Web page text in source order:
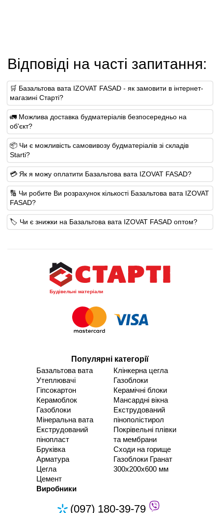
Відповіді на часті запитання:
🛒 Базальтова вата IZOVAT FASAD - як замовити в інтернет-
магазині Старті?
🚛 Можлива доставка будматеріалів безпосередньо на
об'єкт?
📦 Чи є можливість самовивозу будматеріалів зі складів
Starti?
💳 Як я можу оплатити Базальтова вата IZOVAT FASAD?
🔢 Чи робите Ви розрахунок кількості Базальтова вата IZOVAT
FASAD?
🏷️ Чи є знижки на Базальтова вата IZOVAT FASAD оптом?
Будівельні матеріали
Популярні категорії
Базальтова вата
Утеплювачі
Гіпсокартон
Керамоблок
Газоблоки
Мінеральна вата
Екструдований
пінопласт
Бруківка
Арматура
Цегла
Цемент
Клінкерна цегла
Газоблоки
Керамічні блоки
Мансардні вікна
Екструдований
пінополістирол
Покрівельні плівки
та мембрани
Сходи на горище
Газоблоки Гранат
300х200х600 мм
Виробники
(097) 180-39-79